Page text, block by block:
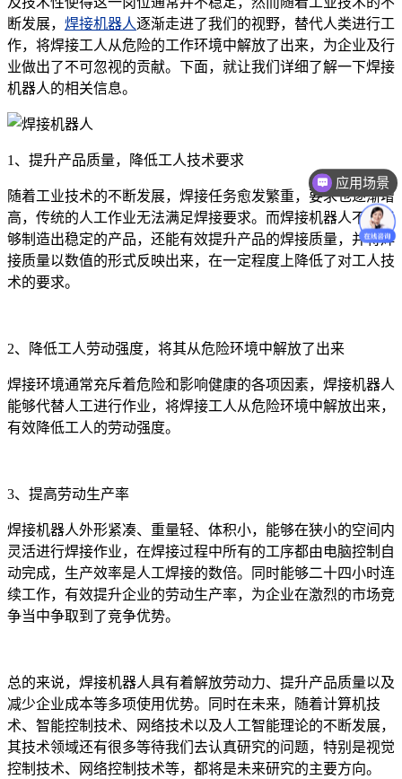
断发展， 焊接机器人逐渐走进了我们的视野，替代人类进行工
作，将焊接工人从危险的工作环境中解放了出来，为企业及行
业做出了不可忽视的贡献。下面，就让我们详细了解一下焊接
机器人的相关信息。
1、提升产品质量，降低工人技术要求
随着工业技术的不断发展，焊接任务愈发繁重，要求也逐渐增
高，传统的人工作业无法满足焊接要求。而焊接机器人不仅能
够制造出稳定的产品，还能有效提升产品的焊接质量，并将焊
接质量以数值的形式反映出来，在一定程度上降低了对工人技
术的要求。
2、降低工人劳动强度，将其从危险环境中解放了出来
焊接环境通常充斥着危险和影响健康的各项因素，焊接机器人
能够代替人工进行作业，将焊接工人从危险环境中解放出来，
有效降低工人的劳动强度。
3、提高劳动生产率
焊接机器人外形紧凑、重量轻、体积小，能够在狭小的空间内
灵活进行焊接作业，在焊接过程中所有的工序都由电脑控制自
动完成，生产效率是人工焊接的数倍。同时能够二十四小时连
续工作，有效提升企业的劳动生产率，为企业在激烈的市场竞
争当中争取到了竞争优势。
总的来说，焊接机器人具有着解放劳动力、提升产品质量以及
减少企业成本等多项使用优势。同时在未来，随着计算机技
术、智能控制技术、网络技术以及人工智能理论的不断发展，
其技术领域还有很多等待我们去认真研究的问题，特别是视觉
控制技术、网络控制技术等，都将是未来研究的主要方向。‍
应用场景